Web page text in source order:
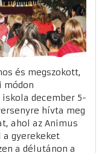
és megszokott,
módon
december 5-
hívta meg
ahol az Animus
a gyerekeket
a délutánon a